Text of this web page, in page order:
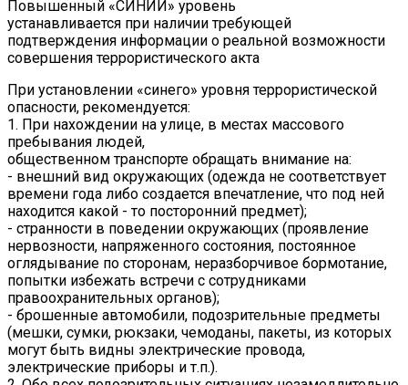
Повышенный «СИНИЙ» уровень
устанавливается при наличии требующей
подтверждения информации о реальной возможности
совершения террористического акта
При установлении «синего» уровня террористической
опасности, рекомендуется:
1. При нахождении на улице, в местах массового
пребывания людей,
общественном транспорте обращать внимание на:
- внешний вид окружающих (одежда не соответствует
времени года либо создается впечатление, что под ней
находится какой - то посторонний предмет);
- странности в поведении окружающих (проявление
нервозности, напряженного состояния, постоянное
оглядывание по сторонам, неразборчивое бормотание,
попытки избежать встречи с сотрудниками
правоохранительных органов);
- брошенные автомобили, подозрительные предметы
(мешки, сумки, рюкзаки, чемоданы, пакеты, из которых
могут быть видны электрические провода,
электрические приборы и т.п.).